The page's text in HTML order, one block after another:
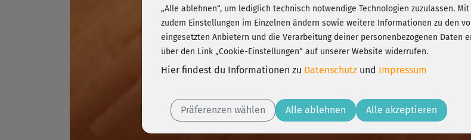
„Alle ablehnen“, um lediglich technisch notwendige Technologien zuzulassen.
zudem Einstellungen im Einzelnen ändern sowie weitere Informationen zu den
eingesetzten Anbietern und die Verarbeitung deiner personenbezogenen Daten
über den Link „Cookie-Einstellungen“ auf unserer Website widerrufen.
Hier findest du Informationen zu Datenschutz und Impressum
Präferenzen wählen Alle ablehnen Alle akzeptieren